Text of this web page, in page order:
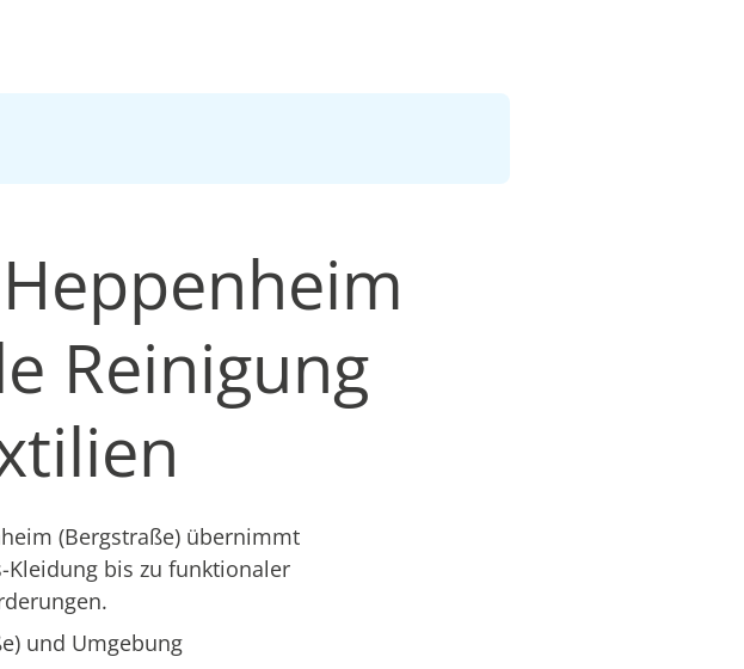
Reinigung
(Bergstraße) übernimmt
Kleidung bis zu funktionaler
und Umgebung